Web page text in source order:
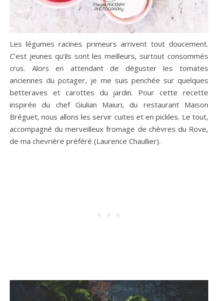
Les légumes racines primeurs arrivent tout doucement.
C’est jeunes qu’ils sont les meilleurs, surtout consommés
crus. Alors en attendant de déguster les tomates
anciennes du potager, je me suis penchée sur quelques
betteraves et carottes du jardin. Pour cette recette
inspirée du chef Giulian Maiuri, du restaurant Maison
Bréguet, nous allons les servir cuites et en pickles. Le tout,
accompagné du merveilleux fromage de chèvres du Rove,
de ma chevrière préféré (Laurence Chaullier).